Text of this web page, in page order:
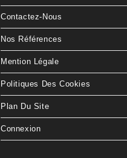
Contactez-Nous
Nos Références
Mention Légale
Politiques Des Cookies
Plan Du Site
Connexion